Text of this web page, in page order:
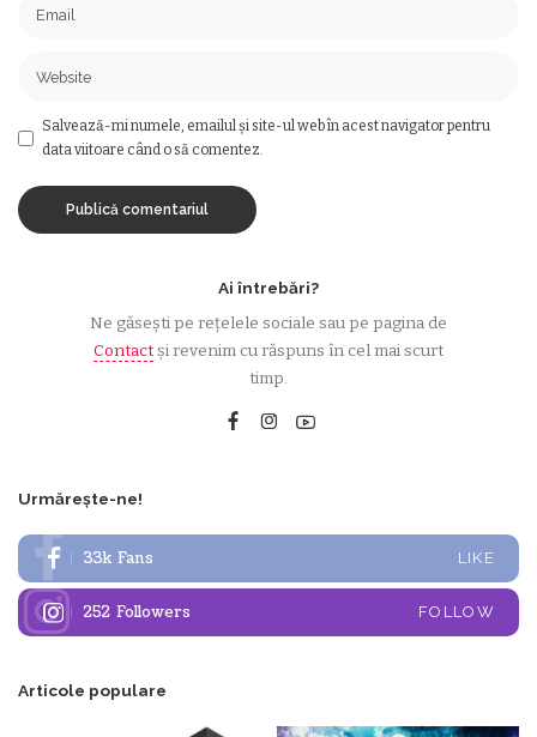
Salvează-mi numele, emailul și site-ul web în acest navigator pentru
data viitoare când o să comentez.
Ai întrebări?
Ne găsești pe rețelele sociale sau pe pagina de
Contactși revenim cu răspuns în cel mai scurt
timp.
Urmărește-ne!
33k Fans LIKE
252 Followers FOLLOW
Articole populare